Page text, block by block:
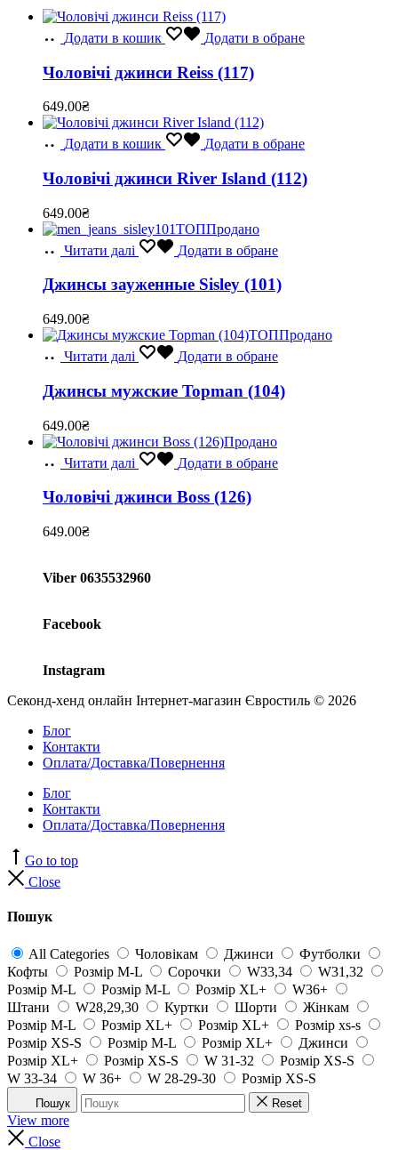
Додати в кошик Додати в обране
Чоловічі джинси Reiss (117)
649.00₴
Додати в кошик Додати в обране
Чоловічі джинси River Island (112)
649.00₴
ТОППродано
Читати далі
Додати в обране
Джинсы зауженные Sisley (101)
649.00₴
ТОППродано
Читати далі
Додати в обране
Джинсы мужские Topman (104)
649.00₴
Продано
Читати далі
Додати в обране
Чоловічі джинси Boss (126)
649.00₴
Viber 0635532960
Facebook
Instagram
Секонд-хенд онлайн Інтернет-магазин Євростиль © 2026
Блог
Контакти
Оплата/Доставка/Повернення
Блог
Контакти
Оплата/Доставка/Повернення
Go to top
Close
Пошук
All Categories Чоловікам Джинси
Футболки
Кофты
Розмір M-L Сорочки W33,34
W31,32
Розмір M-L
Розмір M-L Розмір XL+
W36+
Штани
W28,29,30 Куртки Шорти
Жінкам
Розмір M-L
Розмір XL+ Розмір XL+
Розмір xs-s
Розмір XS-S
Розмір M-L Розмір XL+
Джинси
Розмір XL+
Розмір XS-S W 31-32
Розмір XS-S
W 33-34
W 36+ W 28-29-30 Розмір XS-S
Пошук Reset
View more
Close